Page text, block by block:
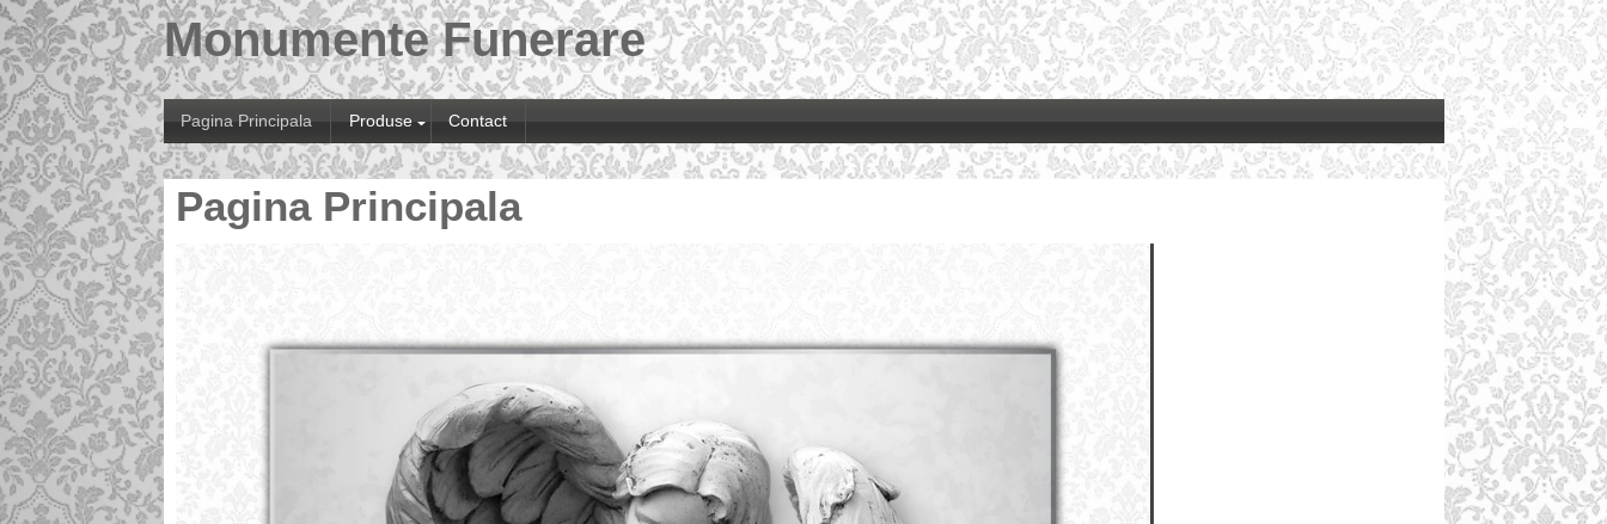
Monumente Funerare
Pagina Principala Produse Contact
Pagina Principala